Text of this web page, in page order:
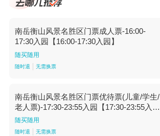
南岳衡山风景名胜区门票成人票-16:00-
17:30入园【16:00-17:30入园】
随买随用
随时退 无需换票
南岳衡山风景名胜区门票优待票(儿童/学生/
老人票)-17:30-23:55入园【17:30-23:55入
园】
随买随用
随时退 无需换票